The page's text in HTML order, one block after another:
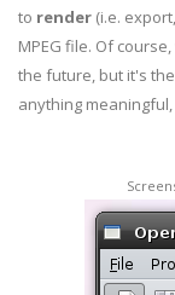
to render (i.e.
MPEG file. Of
the future, but it's
anything